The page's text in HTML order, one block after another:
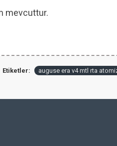
mevcuttur.
Etiketler: auguse era v4 mtl rta